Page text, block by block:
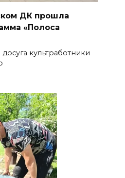
ДК прошла
«Полоса
культработники